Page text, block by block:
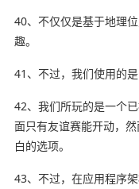
40、不仅仅是基于地理
趣。
41、不过，我们使用的
42、我们所玩的是一个
面只有友谊赛能开动，
白的选项。
43、不过，在应用程序